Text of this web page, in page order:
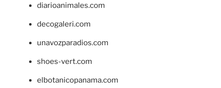
diarioanimales.com
decogaleri.com
unavozparadios.com
shoes-vert.com
elbotanicopanama.com